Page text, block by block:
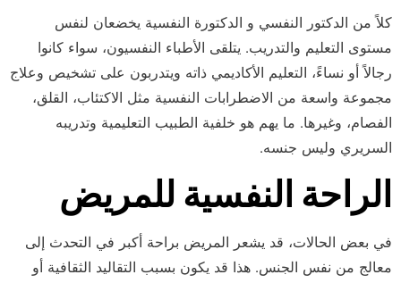
كلاً من الدكتور النفسي و الدكتورة النفسية يخضعان لنفس
مستوى التعليم والتدريب. يتلقى الأطباء النفسيون، سواء كانوا
رجالاً أو نساءً، التعليم الأكاديمي ذاته ويتدربون على تشخيص وعلاج
مجموعة واسعة من الاضطرابات النفسية مثل الاكتئاب، القلق،
الفصام، وغيرها. ما يهم هو خلفية الطبيب التعليمية وتدريبه
السريري وليس جنسه.
الراحة النفسية للمريض
في بعض الحالات، قد يشعر المريض براحة أكبر في التحدث إلى
معالج من نفس الجنس. هذا قد يكون بسبب التقاليد الثقافية أو